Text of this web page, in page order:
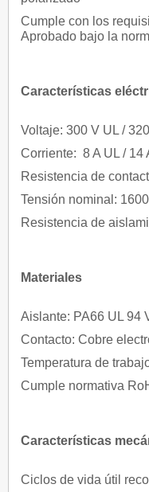
Cumple con los
Aprobado bajo la
Características
Voltaje: 300 V UL /
Corriente: 8 A UL / 14
Resistencia de
Tensión nominal:
Resistencia de
Materiales
Aislante: PA66 UL 94
Contacto: Cobre
Temperatura de
Cumple normativa
Características
Ciclos de vida útil